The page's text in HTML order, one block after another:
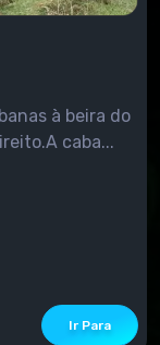
à beira do
caba...
Ir Para